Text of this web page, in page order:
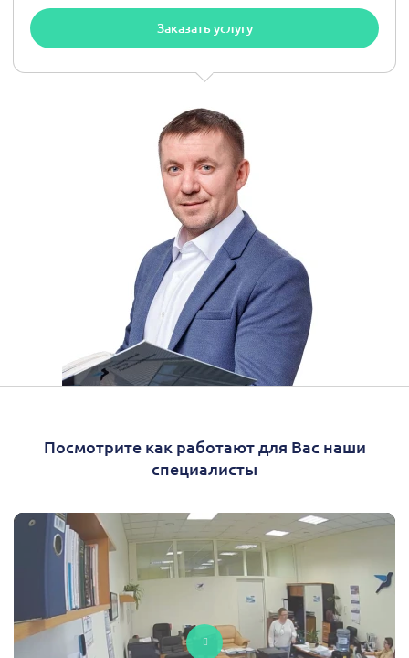
Заказать услугу
Посмотрите как работают для Вас наши
специалисты